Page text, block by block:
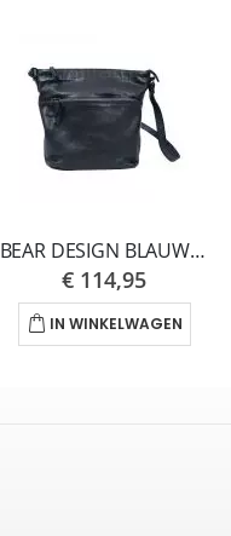
BEAR DESIGN BLAUW NANCY CL41420-ONE SIZE
€ 114,95
IN WINKELWAGEN